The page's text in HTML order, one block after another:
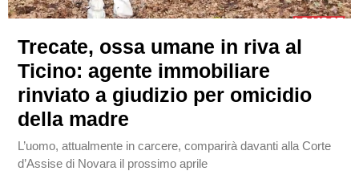
Trecate, ossa umane in riva al
Ticino: agente immobiliare
rinviato a giudizio per omicidio
della madre
L’uomo, attualmente in carcere, comparirà davanti alla Corte
d’Assise di Novara il prossimo aprile